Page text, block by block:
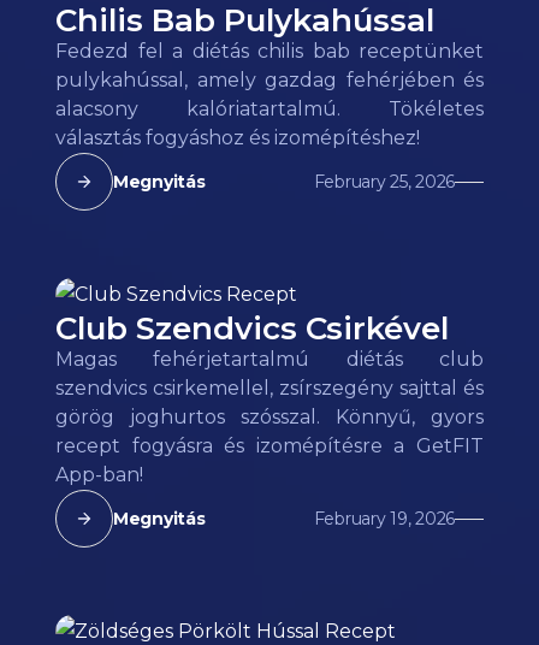
Chilis Bab Pulykahússal
Fedezd fel a diétás chilis bab receptünket
pulykahússal, amely gazdag fehérjében és
alacsony kalóriatartalmú. Tökéletes
választás fogyáshoz és izomépítéshez!
Megnyitás February 25, 2026
Club Szendvics Csirkével
Magas fehérjetartalmú diétás club
szendvics csirkemellel, zsírszegény sajttal és
görög joghurtos szósszal. Könnyű, gyors
recept fogyásra és izomépítésre a GetFIT
App-ban!
Megnyitás February 19, 2026